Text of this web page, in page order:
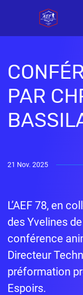
PAR
21 Nov. 2025
L’AEF 78, en
des Yvelines
conférence
Directeur
préformation
Espoirs.